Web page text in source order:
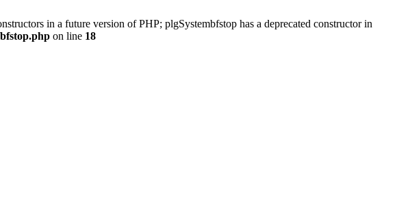
in a future version of PHP; plgSystembfstop has a deprecated constructor in
on line 18